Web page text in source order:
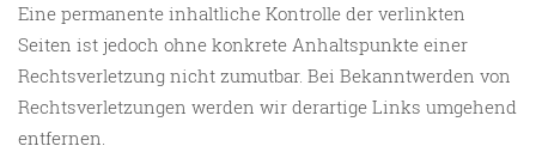
Eine permanente inhaltliche Kontrolle der verlinkten
Seiten ist jedoch ohne konkrete Anhaltspunkte einer
Rechtsverletzung nicht zumutbar. Bei Bekanntwerden von
Rechtsverletzungen werden wir derartige Links umgehend
entfernen.